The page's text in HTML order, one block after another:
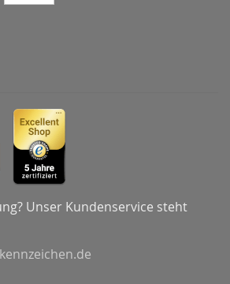
Unser Kundenservice steht